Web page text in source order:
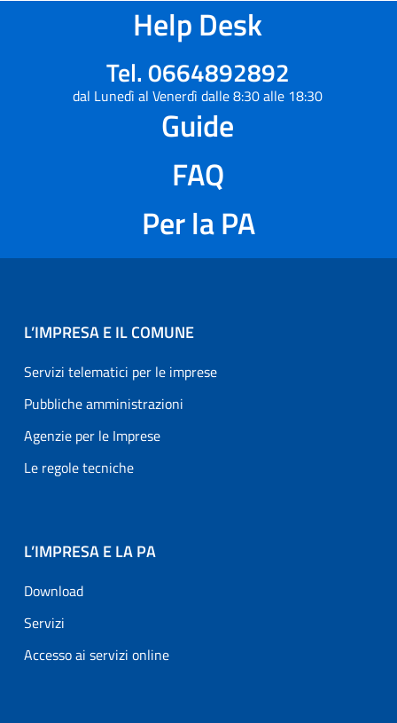
Help Desk
Tel. 0664892892
dal Lunedì al Venerdì dalle 8:30 alle 18:30
Guide
FAQ
Per la PA
L’IMPRESA E IL COMUNE
Servizi telematici per le imprese
Pubbliche amministrazioni
Agenzie per le Imprese
Le regole tecniche
L’IMPRESA E LA PA
Download
Servizi
Accesso ai servizi online